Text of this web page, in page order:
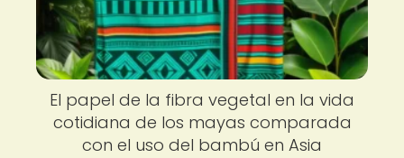
El papel de la fibra vegetal en la vida
cotidiana de los mayas comparada
con el uso del bambú en Asia